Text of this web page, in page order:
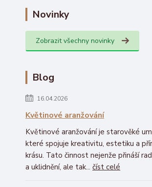
Novinky
Zobrazit všechny novinky
Blog
16.04.2026
Květinové aranžování
Květinové aranžování je starověké
které spojuje kreativitu, estetiku a
krásu. Tato činnost nejenže přináší
a uklidnění, ale tak... číst celé